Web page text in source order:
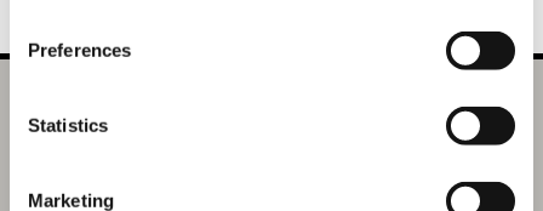
Preferences
Statistics
Marketing
『モンスターハンターワイルズ』シーンイラストTシャツ
5（ジェマ）ホワイト S